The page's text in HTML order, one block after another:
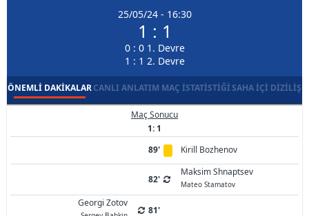
25/05/24 - 16:30
1 : 1
0 : 0 1. Devre
1 : 1 2. Devre
ÖNEMLI DAKIKALARCANLI ANLATIM MAÇ İSTATISTIĞISAHA İÇI DIZILIŞ
Maç Sonucu
1: 1
89'
Kirill Bozhenov
82'
Maksim Shnaptsev
Mateo Stamatov
Georgi Zotov
81'